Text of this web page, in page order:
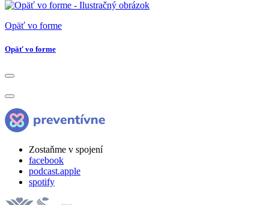
Opäť vo forme
Opäť vo forme
Zostaňme v spojení
facebook
podcast.apple
spotify